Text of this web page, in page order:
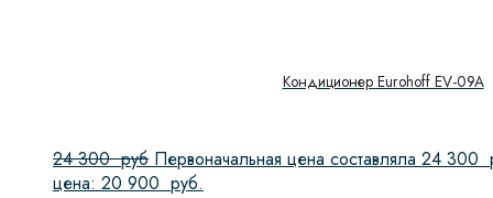
Кондиционер Eurohoff EV-09A
24 300руб Первоначальная цена составляла 24 300
цена: 20 900 руб.